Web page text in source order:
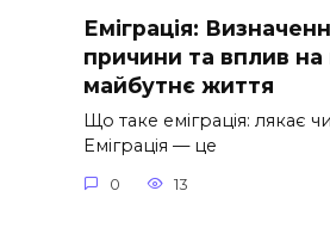
Еміграція:
причини та вплив
майбутнє життя
Що таке еміграція: лякає
Еміграція — це
0 13